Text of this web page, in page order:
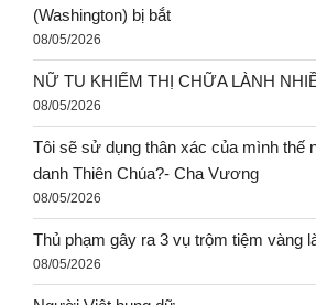
(Washington) bị bắt
08/05/2026
NỮ TU KHIẾM THỊ CHỮA LÀNH
08/05/2026
Tôi sẽ sử dụng thân xác của mình thế
danh Thiên Chúa?- Cha Vương
08/05/2026
Thủ phạm gây ra 3 vụ trộm tiệm vàng
08/05/2026